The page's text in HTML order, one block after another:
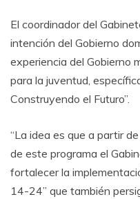
El coordinador del
intención del Gobierno
experiencia del Gobierno
para la juventud,
Construyendo el Futuro”.
“La idea es que a partir
de este programa el
fortalecer la
14-24” que también